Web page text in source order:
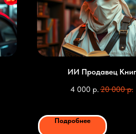
ИИ Продавец Книг
4 000 р. 20 000 р.
Подробнее